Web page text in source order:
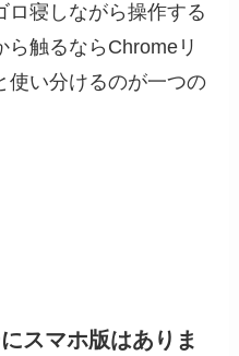
ロ寝しながら操作する
触るならChromeリ
い分けるのが一つの
スマホ版はありま